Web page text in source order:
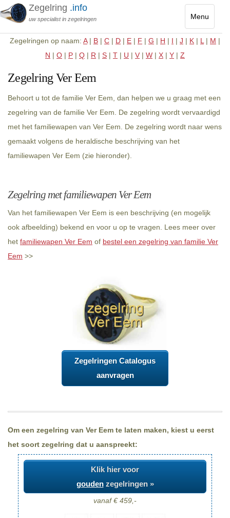
Menu
Toggle
Zegelring .info
uw specialist in zegelringen
Zegelringen op naam: A| B | C | D | E | F | G | H | I | J | K | L | M |
N | O | P | Q | R | S | T | U | V | W | X | Y | Z
Zegelring Ver Eem
Behoort u tot de familie Ver Eem, dan helpen we u graag met een
zegelring van de familie Ver Eem. De zegelring wordt vervaardigd
met het familiewapen van Ver Eem. De zegelring wordt naar wens
gemaakt volgens de heraldische beschrijving van het
familiewapen Ver Eem (zie hieronder).
Zegelring met familiewapen Ver Eem
Van het familiewapen Ver Eem is een beschrijving (en mogelijk
ook afbeelding) bekend en voor u op te vragen. Lees meer over
het familiewapen Ver Eem of bestel een zegelring van familie Ver
Eem >>
Zegelringen Catalogus
aanvragen
Om een zegelring van Ver Eem te laten maken, kiest u eerst
het soort zegelring dat u aanspreekt:
Klik hier voor
goudenzegelringen »
vanaf € 459,-